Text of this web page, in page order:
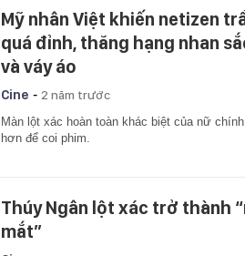
Mỹ nhân Việt khiến netizen
quá đỉnh, thăng hạng nhan
và váy áo
Cine - 2 năm trước
Màn lột xác hoàn toàn khác biệt của nữ
hơn để coi phim.
Thúy Ngân lột xác trở thành
mắt”